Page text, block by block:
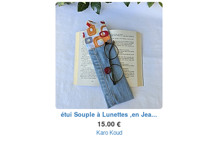
étui Souple à Lunettes ,en Jea...
15.00 €
Karo Koud